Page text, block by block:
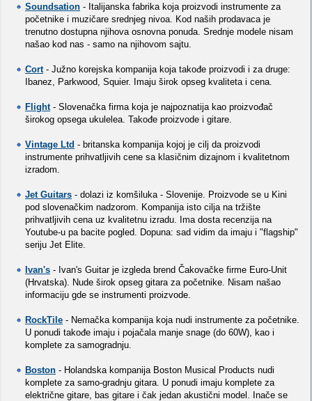
Soundsation - Italijanska fabrika koja proizvodi instrumente za
početnike i muzičare srednjeg nivoa. Kod naših prodavaca je
trenutno dostupna njihova osnovna ponuda. Srednje modele nisam
našao kod nas - samo na njihovom sajtu.
Cort - Južno korejska kompanija koja takođe proizvodi i za druge:
Ibanez, Parkwood, Squier. Imaju širok opseg kvaliteta i cena.
Flight - Slovenačka firma koja je najpoznatija kao proizvođač
širokog opsega ukulelea. Takođe proizvode i gitare.
Vintage Ltd - britanska kompanija kojoj je cilj da proizvodi
instrumente prihvatljivih cene sa klasičnim dizajnom i kvalitetnom
izradom.
Jet Guitars - dolazi iz komšiluka - Slovenije. Proizvode se u Kini
pod slovenačkim nadzorom. Kompanija isto cilja na tržište
prihvatljivih cena uz kvalitetnu izradu. Ima dosta recenzija na
Youtube-u pa bacite pogled. Dopuna: sad vidim da imaju i "flagship"
seriju Jet Elite.
Ivan's - Ivan's Guitar je izgleda brend Čakovačke firme Euro-Unit
(Hrvatska). Nude širok opseg gitara za početnike. Nisam našao
informaciju gde se instrumenti proizvode.
RockTile - Nemačka kompanija koja nudi instrumente za početnike.
U ponudi takođe imaju i pojačala manje snage (do 60W), kao i
komplete za samogradnju.
Boston - Holandska kompanija Boston Musical Products nudi
komplete za samo-gradnju gitara. U ponudi imaju komplete za
električne gitare, bas gitare i čak jedan akustični model. Inače se